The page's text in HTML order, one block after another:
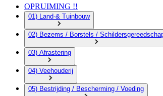
OPRUIMING !!
01) Land-& Tuinbouw
02) Bezems / Borstels /
03) Afrastering
04) Veehouderij
05) Bestrijding / Bescherming / Voeding